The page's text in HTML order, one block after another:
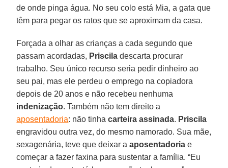
de onde pinga água. No seu colo está Mia, a gata que
têm para pegar os ratos que se aproximam da casa.
Forçada a olhar as crianças a cada segundo que
passam acordadas, Priscila descarta procurar
trabalho. Seu único recurso seria pedir dinheiro ao
seu pai, mas ele perdeu o emprego na copiadora
depois de 20 anos e não recebeu nenhuma
indenização. Também não tem direito a
aposentadoria: não tinhacarteira assinada. Priscila
engravidou outra vez, do mesmo namorado. Sua mãe,
sexagenária, teve que deixar a aposentadoria e
começar a fazer faxina para sustentar a família. “Eu